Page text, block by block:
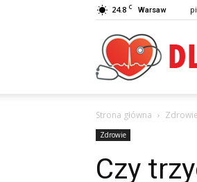
24.8 C Warsaw
Strona główna Zdrowie
Zdrowie
Czy